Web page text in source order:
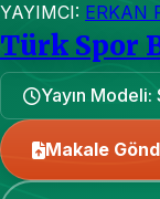
YAYIMCI: ERKAN
Türk Spor
Yayın Modeli:
Makale